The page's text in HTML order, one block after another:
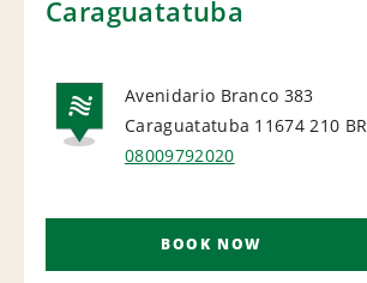
Caraguatatuba
NATIONAL
Avenidario Branco 383
Caraguatatuba 11674 210 BR
08009792020
BOOK NOW